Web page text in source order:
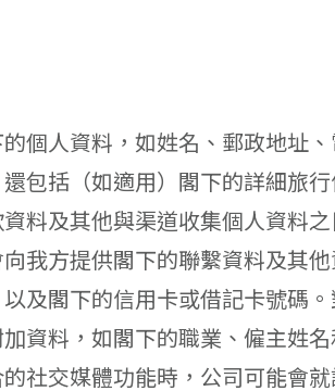
個人資料，如姓名、郵政地址
包括（如適用）閣下的詳細旅
料及其他與渠道收集個人資料之
我方提供閣下的聯繫資料及其
及閣下的信用卡或借記卡號碼
資料，如閣下的職業、僱主姓
社交媒體功能時，公司可能會